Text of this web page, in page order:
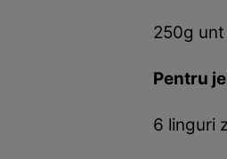
250g
Pentru
6 linguri